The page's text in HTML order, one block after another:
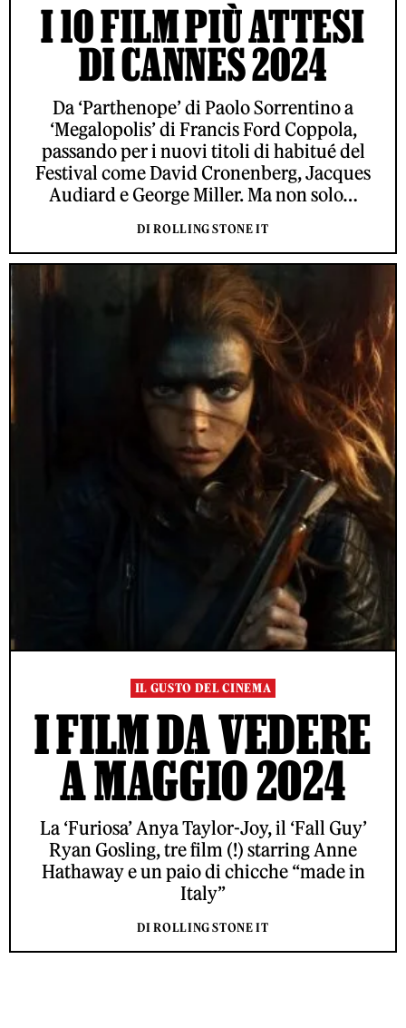
I 10 FILM PIÙ ATTESI
DI CANNES 2024
Da ‘Parthenope’ di Paolo Sorrentino a
‘Megalopolis’ di Francis Ford Coppola,
passando per i nuovi titoli di habitué del
Festival come David Cronenberg, Jacques
Audiard e George Miller. Ma non solo…
DI ROLLING STONE IT
IL GUSTO DEL CINEMA
I FILM DA VEDERE
A MAGGIO 2024
La ‘Furiosa’ Anya Taylor-Joy, il ‘Fall Guy’
Ryan Gosling, tre film (!) starring Anne
Hathaway e un paio di chicche “made in
Italy”
DI ROLLING STONE IT